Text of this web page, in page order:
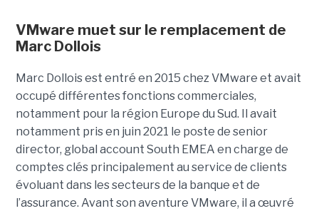
VMware muet sur le remplacement de
Marc Dollois
Marc Dollois est entré en 2015 chez VMware et avait
occupé différentes fonctions commerciales,
notamment pour la région Europe du Sud. Il avait
notamment pris en juin 2021 le poste de senior
director, global account South EMEA en charge de
comptes clés principalement au service de clients
évoluant dans les secteurs de la banque et de
l’assurance. Avant son aventure VMware, il a œuvré